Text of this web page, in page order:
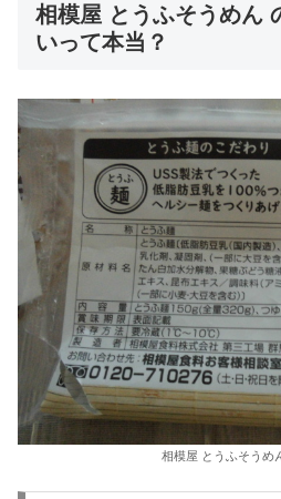
相模屋 とうふそうめん
いって本当？
相模屋 とうふそうめ